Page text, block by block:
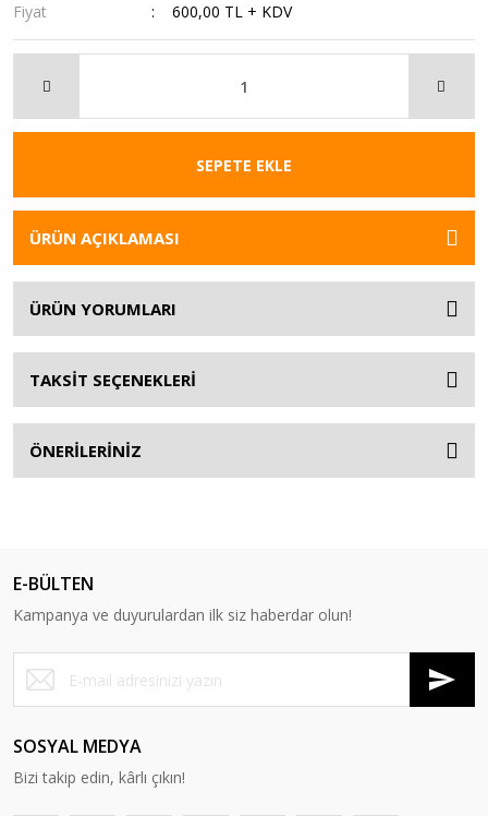
Fiyat
600,00 TL + KDV
SEPETE EKLE
ÜRÜN AÇIKLAMASI
ÜRÜN YORUMLARI
TAKSİT SEÇENEKLERİ
ÖNERİLERİNİZ
E-BÜLTEN
Kampanya ve duyurulardan ilk siz haberdar olun!
SOSYAL MEDYA
Bizi takip edin, kârlı çıkın!